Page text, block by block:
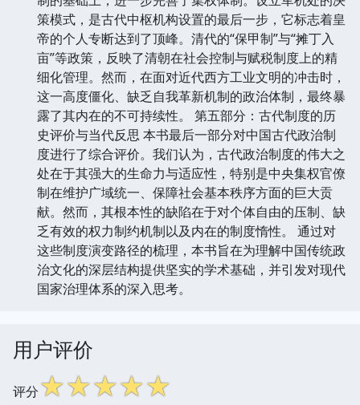
策模式，是古代中枢机构设置的最后一步，它标志着皇
帝的个人专断达到了顶峰。清代的“保甲制”与“摊丁入
亩”等政策，反映了清朝在社会控制与赋税制度上的精
细化管理。然而，在面对近代西方工业文明的冲击时，
这一高度僵化、缺乏自我革新机制的政治体制，最终暴
露了其内在的不可持续性。 第五部分：古代制度的历
史评价与当代反思 本书最后一部分对中国古代政治制
度进行了综合评价。我们认为，古代政治制度的伟大之
处在于其强大的生命力与适应性，特别是中央集权官僚
制在维护广域统一、保障社会基本秩序方面的巨大贡
献。然而，其根本性的缺陷在于对个体自由的压制、缺
乏有效的权力制约机制以及内在的制度惰性。 通过对
这些制度演变路径的梳理，本书旨在为理解中国传统政
治文化的深层结构提供坚实的学术基础，并引发对现代
国家治理体系的深入思考。
用户评价
评分☆☆☆☆☆